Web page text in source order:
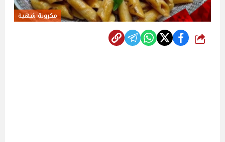
مكرونة شهية
شارك